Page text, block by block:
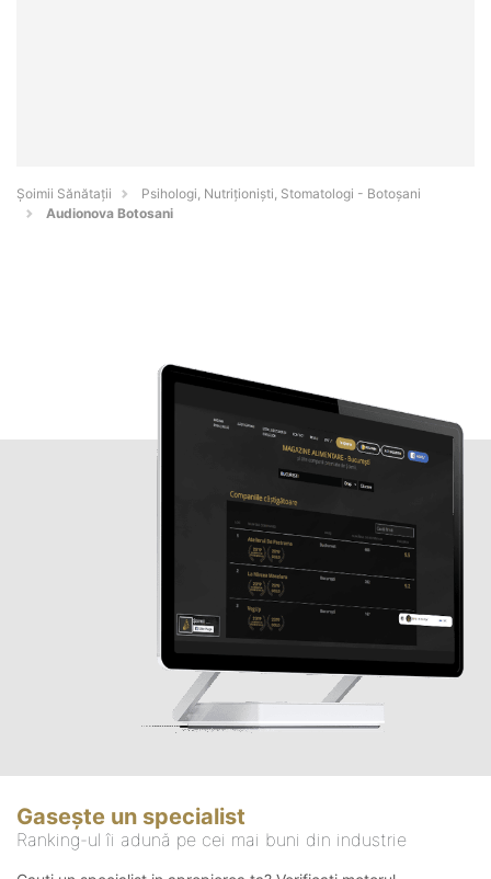
Şoimii Sănătații
Psihologi, Nutriționiști, Stomatologi - Botoşani
Audionova Botosani
Gasește un specialist
Ranking-ul îi adună pe cei mai buni din industrie